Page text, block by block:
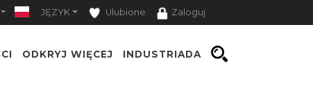
JĘZYK Ulubione Zaloguj
ODKRYJ WIĘCEJ INDUSTRIADA